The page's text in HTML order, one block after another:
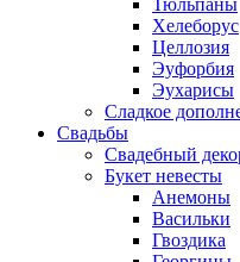
Тюльпаны
Хелеборус
Целлозия
Эуфорбия
Эухарисы
Сладкое
Свадьбы
Свадебный
Букет невесты
Анемоны
Васильки
Гвоздика